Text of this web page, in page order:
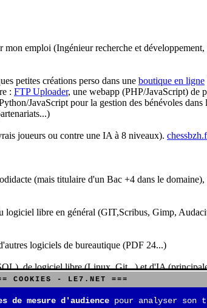
emploi (Ingénieur recherche et
petites créations perso dans une boutique en ligne
: FTP Uploader, une webapp (PHP/JavaScript) de
JavaScript pour la gestion des bénévoles
joueurs ou contre une IA à 8 niveaux).
(mais titulaire d'un Bac +4 dans le
libre en général (GIT,Scribus, Gimp,
logiciels de bureautique (PDF 24...)
de logiciel libre (Linux, Git...) et d'IA
(Echecs, Go, Quarto, Tock...) et aux jeux
COOKIES - LE7.NET ===
de mesure d'audience pour analyser son